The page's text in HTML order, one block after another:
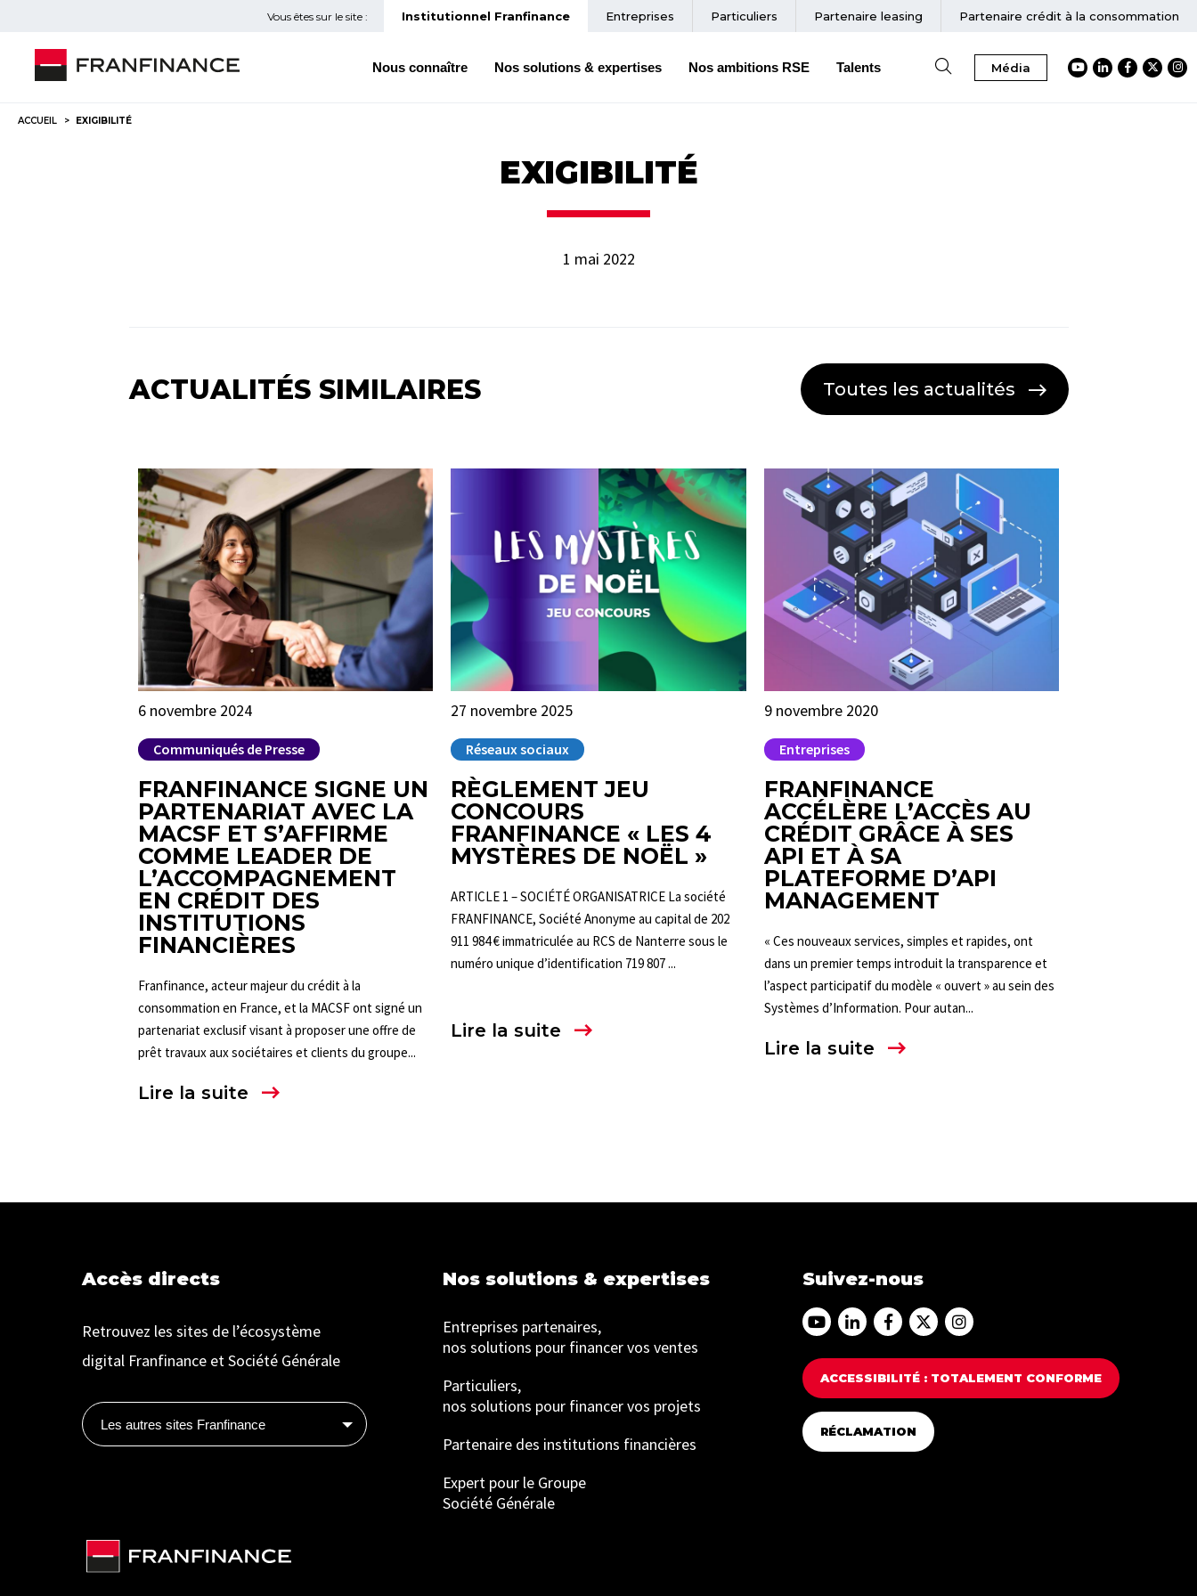
Vous êtes sur le site : Institutionnel Franfinance Entreprises Particuliers Partenaire leasing Partenaire crédit à la consommation
Nous connaître Nos solutions & expertises Nos ambitions RSE Talents Média Accéder au
Accéder au
Accéder
ACCUEIL EXIGIBILITÉ
EXIGIBILITÉ
1 mai 2022
ACTUALITÉS SIMILAIRES Toutes les actualités
6 novembre 2024
Communiqués de Presse
FRANFINANCE SIGNE UN
PARTENARIAT AVEC LA
MACSF ET S’AFFIRME
COMME LEADER DE
L’ACCOMPAGNEMENT
EN CRÉDIT DES
INSTITUTIONS
FINANCIÈRES
Franfinance, acteur majeur du crédit à la
consommation en France, et la MACSF ont signé un
partenariat exclusif visant à proposer une offre de
prêt travaux aux sociétaires et clients du groupe...
Lire la suite
27 novembre 2025
Réseaux sociaux
RÈGLEMENT JEU
CONCOURS
FRANFINANCE « LES 4
MYSTÈRES DE NOËL »
ARTICLE 1 – SOCIÉTÉ ORGANISATRICE La société
FRANFINANCE, Société Anonyme au capital de 202
911 984 € immatriculée au RCS de Nanterre sous le
numéro unique d’identification 719 807 ...
Lire la suite
9 novembre 2020
Entreprises
FRANFINANCE
ACCÉLÈRE L’ACCÈS AU
CRÉDIT GRÂCE À SES
API ET À SA
PLATEFORME D’API
MANAGEMENT
« Ces nouveaux services, simples et rapides, ont
dans un premier temps introduit la transparence et
l’aspect participatif du modèle « ouvert » au sein des
Systèmes d’Information. Pour autan...
Lire la suite
Accès directs
Retrouvez les sites de l’écosystème
digital Franfinance et Société Générale
Les autres sites Franfinance
Nos solutions & expertises
Entreprises partenaires,
nos solutions pour financer vos ventes
Particuliers,
nos solutions pour financer vos projets
Partenaire des institutions financières
Expert pour le Groupe
Société Générale
Suivez-nous
Accéder au Youtube Franfinance
Accéder au Linkedin Franfinance
Accéder au Facebook Franfinance
Accéder au Twitter Franfinance
Accéder au Instagram
ACCESSIBILITÉ : TOTALEMENT CONFORME
RÉCLAMATION